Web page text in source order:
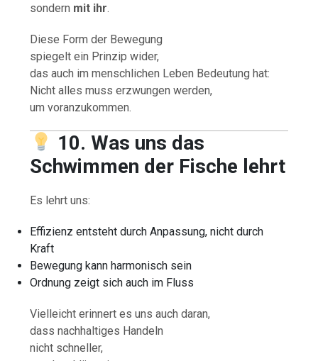
sondern mit ihr.
Diese Form der Bewegung
spiegelt ein Prinzip wider,
das auch im menschlichen Leben Bedeutung hat:
Nicht alles muss erzwungen werden,
um voranzukommen.
10. Was uns das
Schwimmen der Fische lehrt
Es lehrt uns:
Effizienz entsteht durch Anpassung, nicht durch
Kraft
Bewegung kann harmonisch sein
Ordnung zeigt sich auch im Fluss
Vielleicht erinnert es uns auch daran,
dass nachhaltiges Handeln
nicht schneller,